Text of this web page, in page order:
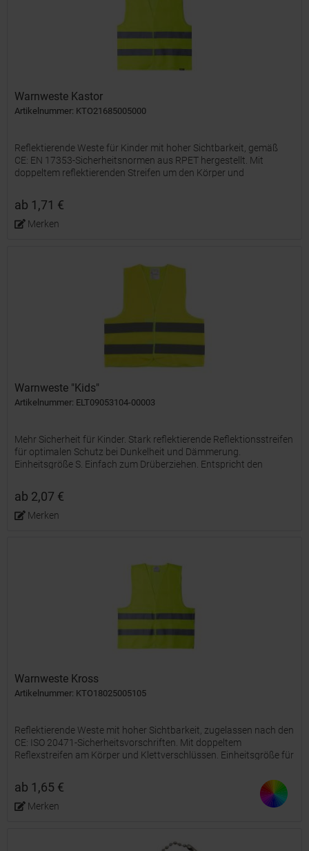
Warnweste Kastor
Artikelnummer: KTO21685005000
Reflektierende Weste für Kinder mit hoher Sichtbarkeit, gemäß
CE: EN 17353-Sicherheitsnormen aus RPET hergestellt. Mit
doppeltem reflektierenden Streifen um den Körper und
ab 1,71 €
Merken
Warnweste "Kids"
Artikelnummer: ELT09053104-00003
Mehr Sicherheit für Kinder. Stark reflektierende Reflektionsstreifen
für optimalen Schutz bei Dunkelheit und Dämmerung.
Einheitsgröße S. Einfach zum Drüberziehen. Entspricht den
ab 2,07 €
Merken
Warnweste Kross
Artikelnummer: KTO18025005105
Reflektierende Weste mit hoher Sichtbarkeit, zugelassen nach den
CE: ISO 20471-Sicherheitsvorschriften. Mit doppeltem
Reflexstreifen am Körper und Klettverschlüssen. Einheitsgröße für
ab 1,65 €
Merken